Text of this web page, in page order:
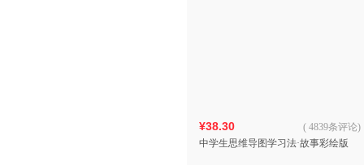
¥38.30
中学生思维导图学习法·故事彩绘版
( 4839条评论)